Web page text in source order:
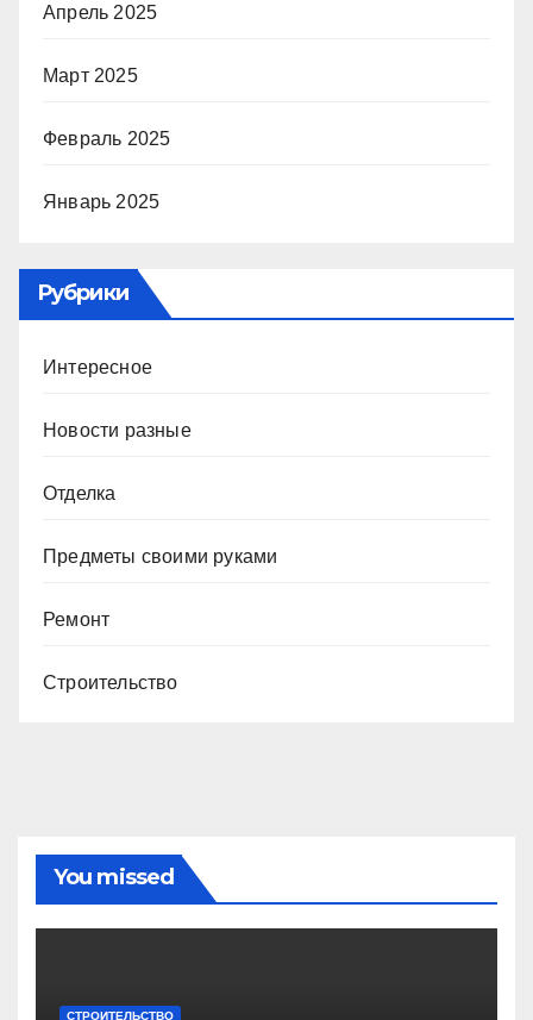
Апрель 2025
Март 2025
Февраль 2025
Январь 2025
Рубрики
Интересное
Новости разные
Отделка
Предметы своими руками
Ремонт
Строительство
You missed
СТРОИТЕЛЬСТВО